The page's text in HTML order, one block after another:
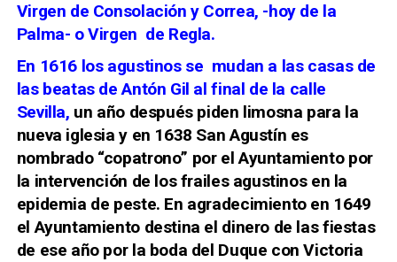
Virgen de Consolación y Correa, -hoy de la
Palma- o Virgen de Regla.
En 1616 los agustinos se mudan a las casasde
las beatas de Antón Gil al final de la calle
Sevilla, un año después piden limosna para la
nueva iglesia y en 1638 San Agustín es
nombrado “copatrono” por el Ayuntamiento por
la intervención de los frailes agustinos en la
epidemia de peste. En agradecimiento en 1649
el Ayuntamiento destina el dinero de las fiestas
de ese año por la boda del Duque con Victoria